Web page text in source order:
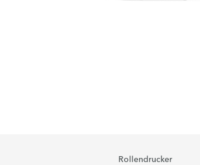
Rollendrucker